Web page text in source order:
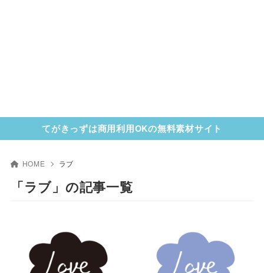
てがきっずは商用利用OKの無料素材サイト
HOME ラブ
「ラブ」の記事一覧